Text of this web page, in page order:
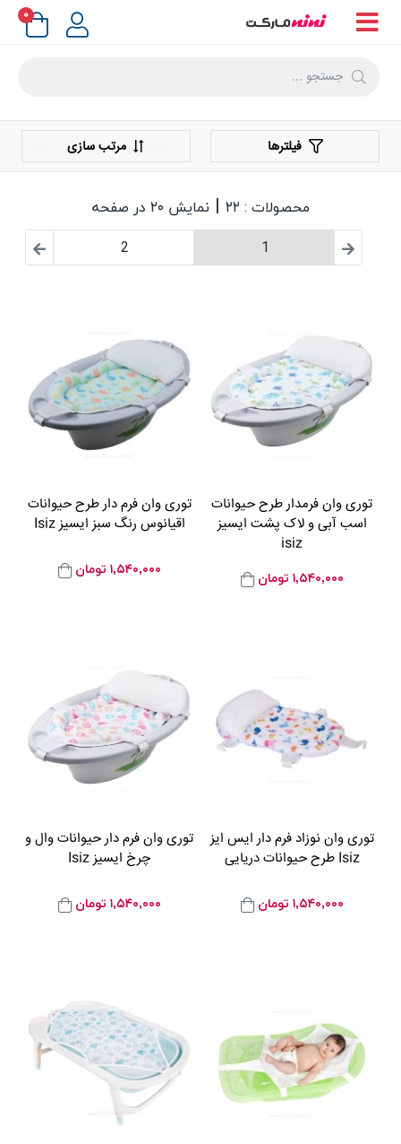
۰
فیلترها مرتب سازی
محصولات : ۲۲ | نمایش ۲۰ در صفحه
1
2
توری وان فرمدار طرح حیوانات
اسب آبی و لاک پشت ایسیز
isiz
۱,۵۴۰,۰۰۰ تومان
توری وان فرم دار طرح حیوانات
اقیانوس رنگ سبز ایسیز Isiz
۱,۵۴۰,۰۰۰ تومان
توری وان نوزاد فرم دار ایس ایز
Isiz طرح حیوانات دریایی
۱,۵۴۰,۰۰۰ تومان
توری وان فرم دار حیوانات وال و
چرخ ایسیز Isiz
۱,۵۴۰,۰۰۰ تومان